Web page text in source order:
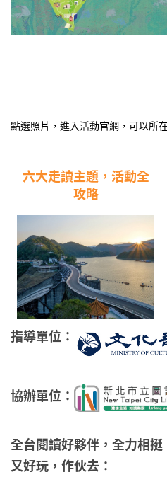
點選照片，進入活動官網，可以所
六大走讀主題，活動全
攻略
指導單位：
協辦單位：
全台閱讀好夥伴，全力相
又好玩，作伙去：